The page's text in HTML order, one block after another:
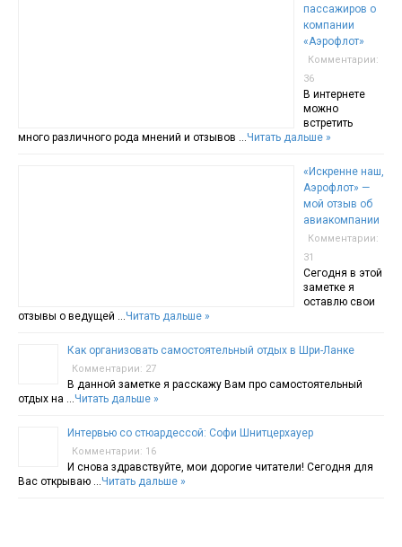
пассажиров о
компании
«Аэрофлот»
Комментарии:
36
В интернете
можно
встретить
много различного рода мнений и отзывов …Читать дальше »
«Искренне наш,
Аэрофлот» —
мой отзыв об
авиакомпании
Комментарии:
31
Сегодня в этой
заметке я
оставлю свои
отзывы о ведущей …Читать дальше »
Как организовать самостоятельный отдых в Шри-Ланке
Комментарии: 27
В данной заметке я расскажу Вам про самостоятельный
отдых на …Читать дальше »
Интервью со стюардессой: Софи Шнитцерхауер
Комментарии: 16
И снова здравствуйте, мои дорогие читатели! Сегодня для
Вас открываю …Читать дальше »